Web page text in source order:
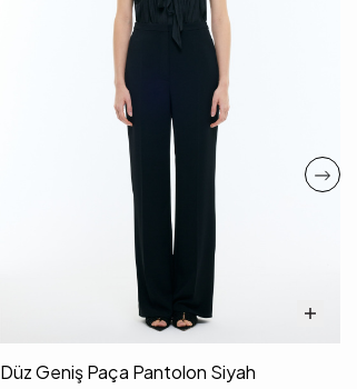
Düz Geniş Paça Pantolon Siyah